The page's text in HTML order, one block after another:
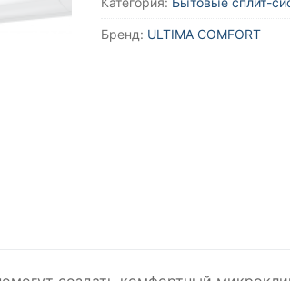
ELYSIUM
Бренд: ULTIMA COMFORT